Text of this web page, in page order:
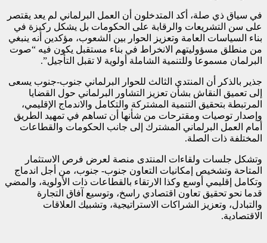
في سياق ذي صلة، أكد المتدخلون أن العمل البرلماني لم يعد يقتصر
على سن التشريعات والرقابة على الحكومات بل يشكل ركيزة في
بناء السياسات العامة وتعزيز الحوار بين الشعوب، مؤكدين أنه ينبغي
من منطلق مسؤوليتهم الانخراط في بناء مستقبل يكون فيه “صوت
البرلمان مسموعا وللتنمية الشاملة أولوية لا تقبل التأجيل”.
جذير بالذكر أن المنتدى الثالث للحوار البرلماني جنوب-جنوب يسعى
إلى تعميق النقاش بشأن تعزيز التشاور البرلماني حول القضايا
المرتبطة بتحقيق التنمية المشتركة والتكامل والاندماج الإقليمي،
وإصدار توصيات ومقترحات من شأنها أن تساهم في تمهيد الطريق
أمام العمل البرلماني المشترك إلى جانب الحكومات والقطاعات
المختلفة ذات الصلة.
وتشكل جلسات ولقاءات المنتدى منصة لعرض فرص الاستثمار
المتاحة وتشخيص إمكانيات التعاون جنوب- جنوب، من أجل اندماج
وتكامل إقليمي أوسع وكذا الارتقاء بالقطاعات ذات الأولوية، والمضي
قدما نحو تحقيق تعاون اقتصادي راسخ، وتوسيع آفاق التجارة
والتبادل، وتعزيز الشراكات الاستراتيجية، وتشبيك العلاقات
الاقتصادية.